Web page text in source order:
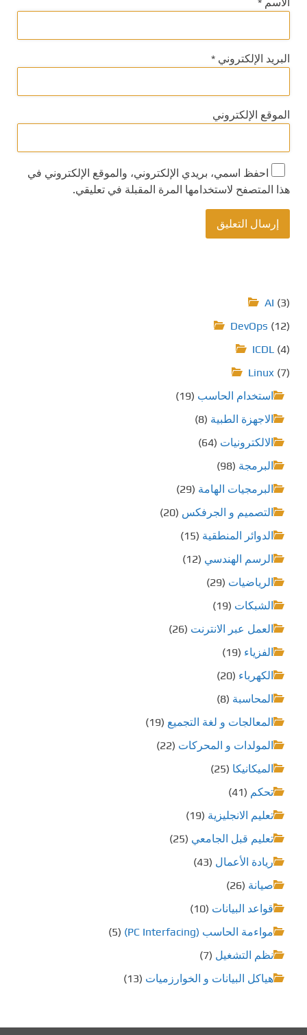
البريد الإلكتروني *
الموقع الإلكتروني
احفظ اسمي، بريدي الإلكتروني، والموقع الإلكتروني في
هذا المتصفح لاستخدامها المرة المقبلة في تعليقي.
AI (3)
DevOps (12)
ICDL (4)
Linux (7)
استخدام الحاسب (19)
الاجهزة الطبية (8)
الالكترونيات (64)
البرمجة (98)
البرمجيات الهامة (29)
التصميم و الجرفكس (20)
الدوائر المنطقية (15)
الرسم الهندسي (12)
الرياضيات (29)
الشبكات (19)
العمل عبر الانترنت (26)
الفزياء (19)
الكهرباء (20)
المحاسبة (8)
المعالجات و لغة التجميع (19)
المولدات و المحركات (22)
الميكانيكا (25)
تحكم (41)
تعليم الانجليزية (19)
تعليم قبل الجامعي (25)
ريادة الأعمال (43)
صيانة (26)
قواعد البيانات (10)
مواءمة الحاسب (PC Interfacing)
(5)
نظم التشغيل (7)
هياكل البيانات و الخوارزميات (13)